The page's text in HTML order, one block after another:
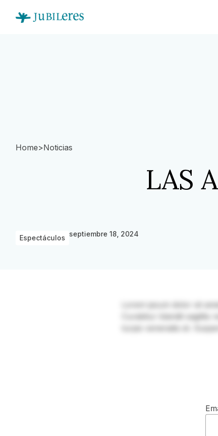
Home>Noticias
LAS
Espectáculos septiembre 18, 2024
Curabitur blandit
turpis venenatis et.